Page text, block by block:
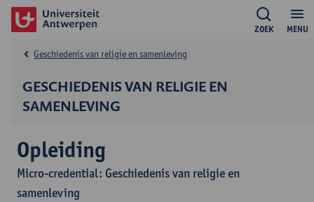
MENU
ZOEK
GESCHIEDENIS VAN RELIGIE EN
SAMENLEVING
Geschiedenis van religie en samenleving
Opleiding
Micro-credential: Geschiedenis van religie en
samenleving